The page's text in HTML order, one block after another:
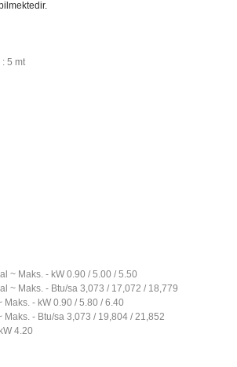
: 5 mt
~ Maks. - kW 0.90 / 5.00 / 5.50
~ Maks. - Btu/sa 3,073 / 17,072 / 18,779
Maks. - kW 0.90 / 5.80 / 6.40
Maks. - Btu/sa 3,073 / 19,804 / 21,852
4.20